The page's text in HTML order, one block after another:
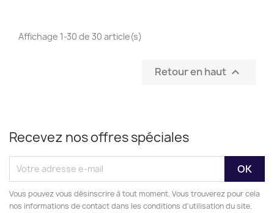
Affichage 1-30 de 30 article(s)
Retour en haut 
Recevez nos offres spéciales
Vous pouvez vous désinscrire à tout moment. Vous trouverez pour cela
nos informations de contact dans les conditions d'utilisation du site.